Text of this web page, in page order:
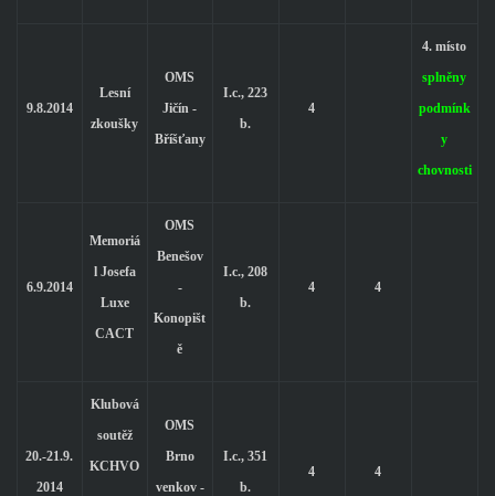
9.8.2014
Lesní
zkoušky
OMS
Jičín -
Bříšťany
I.c., 223
b.
4
4. místo
splněny
podmínk
y
chovnosti
6.9.2014
Memoriá
l Josefa
Luxe
CACT
OMS
Benešov
-
Konopišt
ě
I.c., 208
b.
4 4
20.-21.9.
2014
Klubová
soutěž
KCHVO
OMS
Brno
venkov -
I.c., 351
b.
4 4